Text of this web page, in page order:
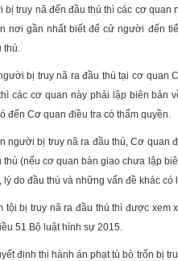
bị truy nã đến đầu thú thì các cơ
nơi gần nhất biết để cử người đến
thú.
bị truy nã ra đầu thú tại cơ quan
các cơ quan này phải lập biên bản
đến Cơ quan điều tra có thẩm quyền.
người bị truy nã ra đầu thú, Cơ quan
thú (nếu cơ quan bàn giao chưa lập
lý do đầu thú và những vấn đề khác có
tội bị truy nã ra đầu thú thì được xem
51 Bộ luật hình sự 2015.
định thi hành án phạt tù bỏ trốn bị